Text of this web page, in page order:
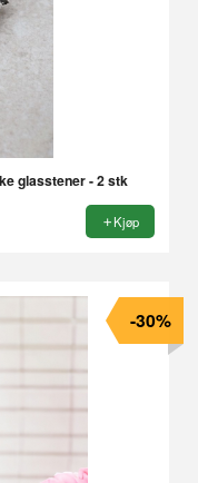
glasstener - 2 stk
Kjøp
-30%